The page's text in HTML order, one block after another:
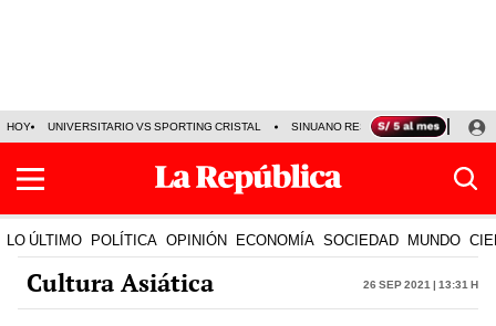
HOY UNIVERSITARIO VS SPORTING CRISTAL SINUANO RESULTADOS HOY
LO ÚLTIMO POLÍTICA OPINIÓN ECONOMÍA SOCIEDAD MUNDO
Cultura Asiática 26 Sep 2021 | 13:31 h